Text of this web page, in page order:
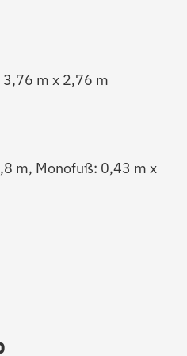
m x 2,76 m
m, Monofuß: 0,43 m x